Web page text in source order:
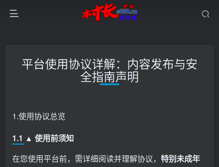
平台使用协议详解：内容发布与安
全指南声明
1.使用协议总览
1.1 ▲ 使用前须知
在您使用平台前，需详细阅读并理解协议， 特别未成年